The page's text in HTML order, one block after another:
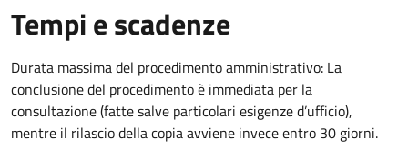
Tempi e scadenze
Durata massima del procedimento amministrativo: La
conclusione del procedimento è immediata per la
consultazione (fatte salve particolari esigenze d’ufficio),
mentre il rilascio della copia avviene invece entro 30 giorni.